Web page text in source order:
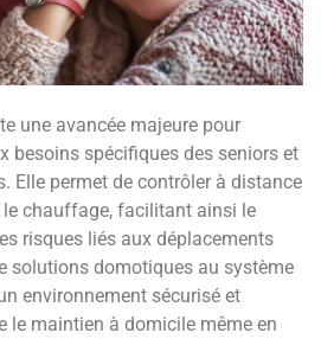
une avancée majeure pour
besoins spécifiques des seniors et
Elle permet de contrôler à distance
le chauffage, facilitant ainsi le
risques liés aux déplacements
solutions domotiques au système
environnement sécurisé et
le maintien à domicile même en